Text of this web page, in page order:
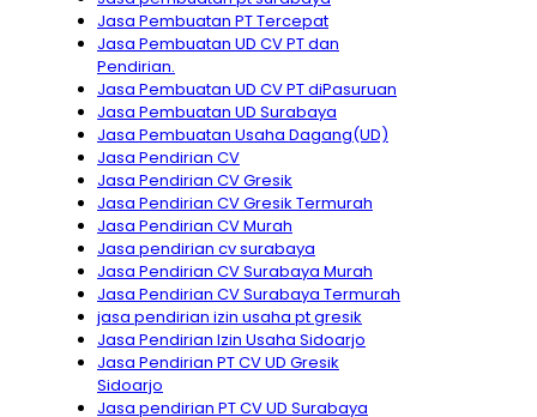
Jasa Pembuatan PT Tercepat
Jasa Pembuatan UD CV PT dan
Pendirian.
Jasa Pembuatan UD CV PT diPasuruan
Jasa Pembuatan UD Surabaya
Jasa Pembuatan Usaha Dagang(UD)
Jasa Pendirian CV
Jasa Pendirian CV Gresik
Jasa Pendirian CV Gresik Termurah
Jasa Pendirian CV Murah
Jasa pendirian cv surabaya
Jasa Pendirian CV Surabaya Murah
Jasa Pendirian CV Surabaya Termurah
jasa pendirian izin usaha pt gresik
Jasa Pendirian Izin Usaha Sidoarjo
Jasa Pendirian PT CV UD Gresik
Sidoarjo
Jasa pendirian PT CV UD Surabaya